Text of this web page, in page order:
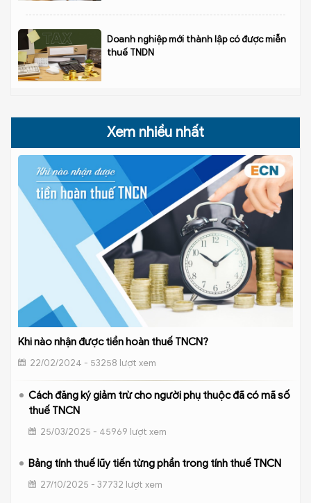
Doanh nghiệp mới thành lập có được miễn
thuế TNDN
Xem nhiều nhất
Khi nào nhận được tiền hoàn thuế TNCN?
22/02/2024 - 53258 lượt xem
Cách đăng ký giảm trừ cho người phụ thuộc đã có mã số
thuế TNCN
25/03/2025 - 45969 lượt xem
Bảng tính thuế lũy tiến từng phần trong tính thuế TNCN
27/10/2025 - 37732 lượt xem